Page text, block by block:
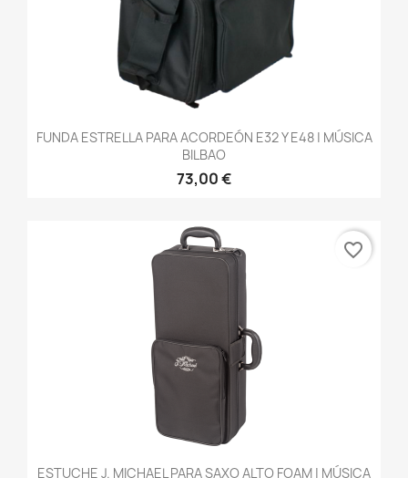
FUNDA ESTRELLA PARA ACORDEÓN E32 Y E48 | MÚSICA
BILBAO
73,00 €
ESTUCHE J. MICHAEL PARA SAXO ALTO FOAM | MÚSICA
favorite_border